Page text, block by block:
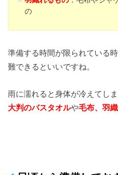
の
準備する時間が限られている時
難できるといいですね。
雨に濡れると身体が冷えてしま
大判のバスタオルや毛布、羽織